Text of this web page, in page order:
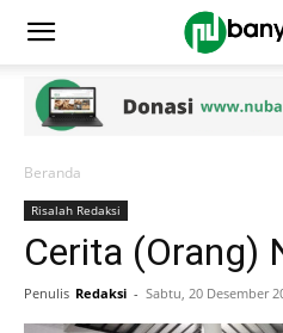
Beranda
Risalah Redaksi
Cerita (Orang)
Penulis Redaksi - Sabtu, 20 Desember